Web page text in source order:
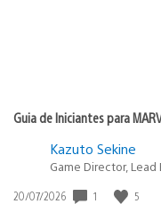
Guia de Iniciantes para
Kazuto Sekine
Game Director,
Data
20/07/2026 1 5